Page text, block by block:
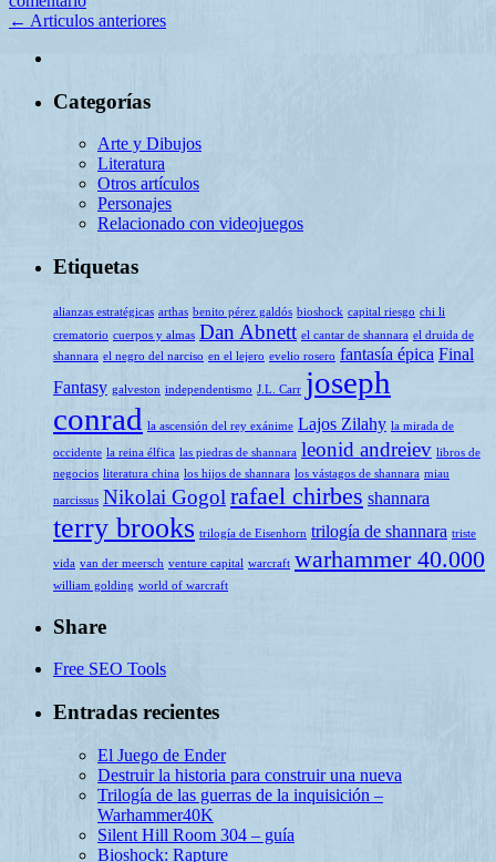
← Articulos anteriores
Categorías
Arte y Dibujos
Literatura
Otros artículos
Personajes
Relacionado con videojuegos
Etiquetas
alianzas estratégicas arthas benito pérez galdós bioshock capital riesgo chi li
crematorio cuerpos y almas Dan Abnett el cantar de shannara el druida de
shannara el negro del narciso en el lejero evelio rosero fantasía épica Final
Fantasy galveston independentismo J.L. Carr joseph
conrad la ascensión del rey exánime Lajos Zilahy la mirada de
occidente la reina élfica las piedras de shannara leonid andreiev libros de
negocios literatura china los hijos de shannara los vástagos de shannara miau
narcissus Nikolai Gogol rafael chirbes shannara
terry brooks trilogía de Eisenhorn trilogía de shannara triste
vida van der meersch venture capital warcraft warhammer 40.000
william golding world of warcraft
Share
Free SEO Tools
Entradas recientes
El Juego de Ender
Destruir la historia para construir una nueva
Trilogía de las guerras de la inquisición –
Warhammer40K
Silent Hill Room 304 – guía
Bioshock: Rapture